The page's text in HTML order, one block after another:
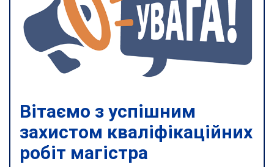
Вітаємо з успішним
захистом кваліфікаційних
робіт магістра